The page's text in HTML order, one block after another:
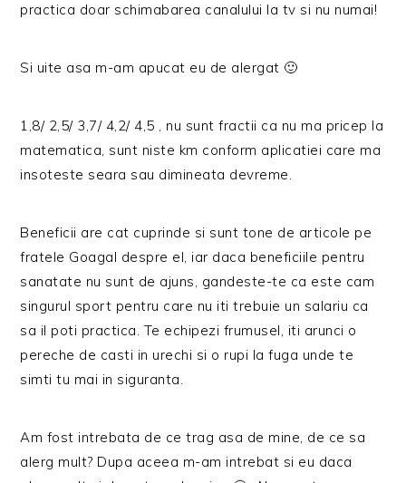
practica doar schimabarea canalului la tv si nu numai!
Si uite asa m-am apucat eu de alergat 🙂
1,8/ 2,5/ 3,7/ 4,2/ 4,5 , nu sunt fractii ca nu ma pricep la
matematica, sunt niste km conform aplicatiei care ma
insoteste seara sau dimineata devreme.
Beneficii are cat cuprinde si sunt tone de articole pe
fratele Goagal despre el, iar daca beneficiile pentru
sanatate nu sunt de ajuns, gandeste-te ca este cam
singurul sport pentru care nu iti trebuie un salariu ca
sa il poti practica. Te echipezi frumusel, iti arunci o
pereche de casti in urechi si o rupi la fuga unde te
simti tu mai in siguranta.
Am fost intrebata de ce trag asa de mine, de ce sa
alerg mult? Dupa aceea m-am intrebat si eu daca